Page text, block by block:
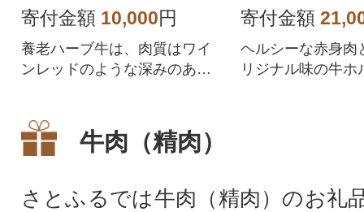
寄付金額 10,000円
養老ハーブ牛は、肉質はワイ
ンレッドのような深みのある
寄付金額
ヘルシーな赤身肉
リジナル味の牛ホ
牛肉（精肉）
さとふるでは牛肉（精肉）のお礼